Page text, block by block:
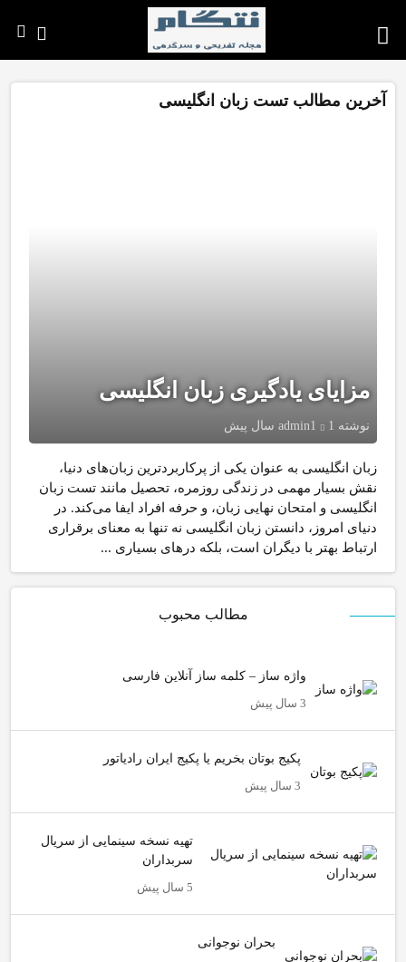
آخرین مطالب تست زبان انگلیسی
مزایای یادگیری زبان انگلیسی
نوشته admin1 1 سال پیش
زبان انگلیسی به عنوان یکی از پرکاربردترین زبان‌های دنیا،
نقش بسیار مهمی در زندگی روزمره، تحصیل مانند تست زبان
انگلیسی و امتحان نهایی زبان، و حرفه افراد ایفا می‌کند. در
دنیای امروز، دانستن زبان انگلیسی نه تنها به معنای برقراری
ارتباط بهتر با دیگران است، بلکه درهای بسیاری ...
مطالب محبوب
واژه ساز – کلمه ساز آنلاین فارسی
3 سال پیش
پکیج بوتان بخریم یا پکیج ایران رادیاتور
3 سال پیش
تهیه نسخه سینمایی از سریال
سربداران
5 سال پیش
بحران نوجوانی